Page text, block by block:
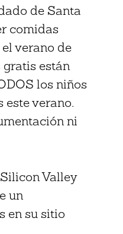
de Santa
comidas
verano de
están
los niños
este verano.
ni
Valley
un
en su sitio